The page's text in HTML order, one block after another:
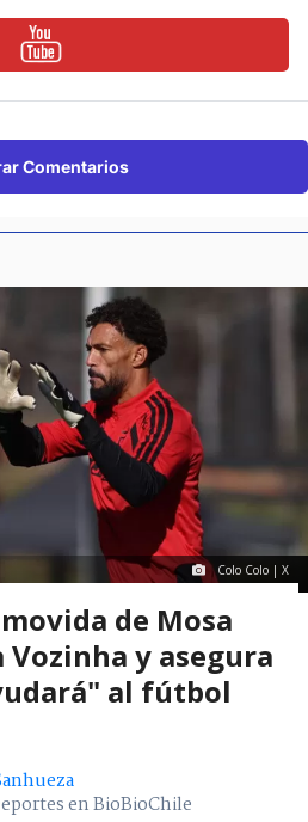
Comentarios
Colo Colo | X
de Mosa
y asegura
al fútbol
en BioBioChile